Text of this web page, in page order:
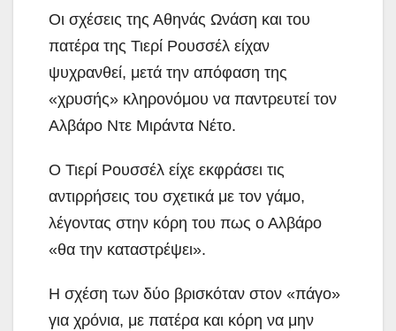
Οι σχέσεις της Αθηνάς Ωνάση και του
πατέρα της Τιερί Ρουσσέλ είχαν
ψυχρανθεί, μετά την απόφαση της
«χρυσής» κληρονόμου να παντρευτεί τον
Αλβάρο Ντε Μιράντα Νέτο.
Ο Τιερί Ρουσσέλ είχε εκφράσει τις
αντιρρήσεις του σχετικά με τον γάμο,
λέγοντας στην κόρη του πως ο Αλβάρο
«θα την καταστρέψει».
Η σχέση των δύο βρισκόταν στον «πάγο»
για χρόνια, με πατέρα και κόρη να μην